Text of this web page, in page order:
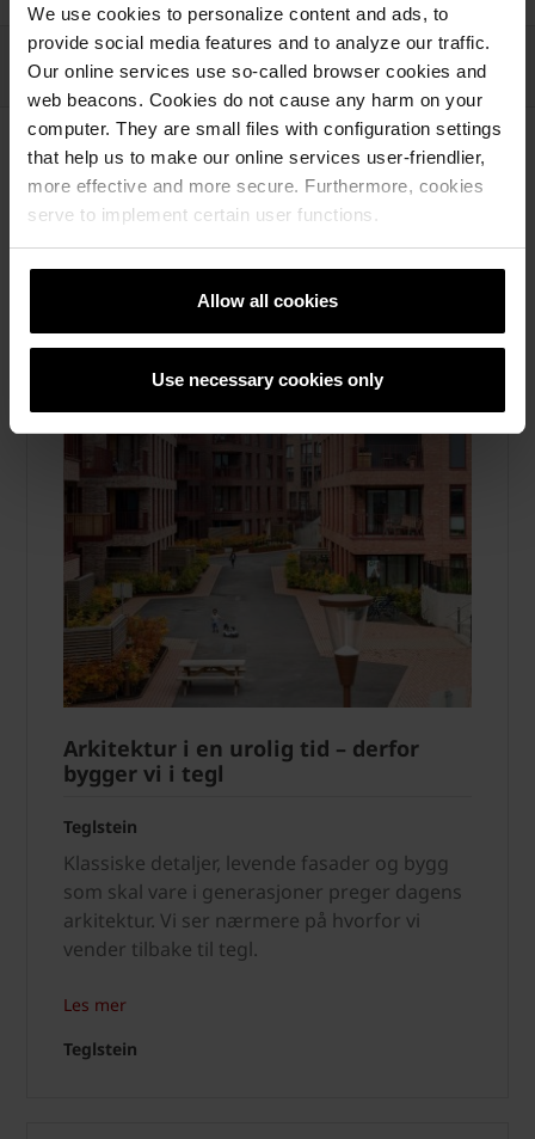
We use cookies to personalize content and ads, to
provide social media features and to analyze our traffic.
Our online services use so-called browser cookies and
web beacons. Cookies do not cause any harm on your
computer. They are small files with configuration settings
that help us to make our online services user-friendlier,
more effective and more secure. Furthermore, cookies
serve to implement certain user functions.
Allow all cookies
Use necessary cookies only
137Resultater
Arkitektur i en urolig tid – derfor
bygger vi i tegl
Teglstein
Klassiske detaljer, levende fasader og bygg
som skal vare i generasjoner preger dagens
arkitektur. Vi ser nærmere på hvorfor vi
vender tilbake til tegl.
Les mer
Teglstein